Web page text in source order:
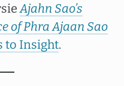
Ajahn Sao’s
of Phra Ajaan Sao
to Insight.